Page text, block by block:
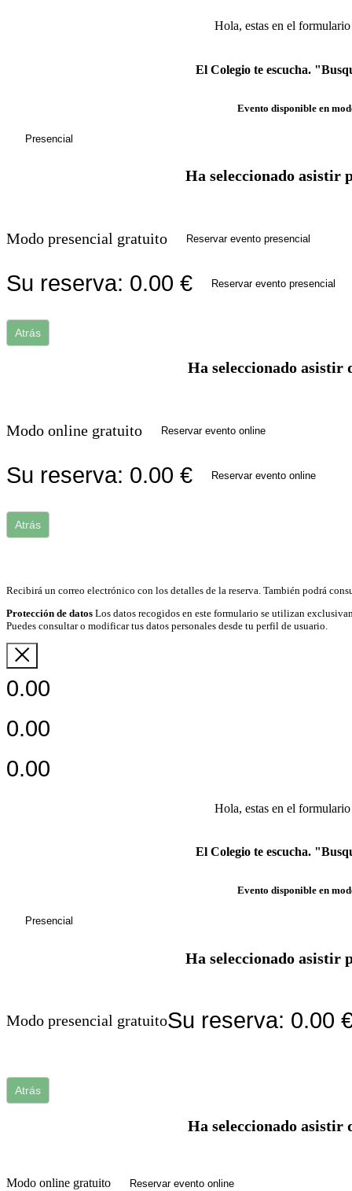
Hola, estas en el
El Colegio te escucha.
Evento disponible en
Presencial
Ha seleccionado asistir
Modo presencial gratuito Reservar evento presencial
Su reserva: 0.00 € Reservar evento presencial
Atrás
Ha seleccionado asistir
Modo online gratuito Reservar evento online
Su reserva: 0.00 € Reservar evento online
Atrás
Recibirá un correo electrónico con los detalles de la reserva. También podrá
Protección de datos Los datos recogidos en este formulario se utilizan
Puedes consultar o modificar tus datos personales desde tu perfil de usuario.
0.00
0.00
0.00
Hola, estas en el
El Colegio te escucha.
Evento disponible en
Presencial
Ha seleccionado asistir
Modo presencial gratuitoSu reserva: 0.00
Atrás
Ha seleccionado asistir
Modo online gratuito Reservar evento online